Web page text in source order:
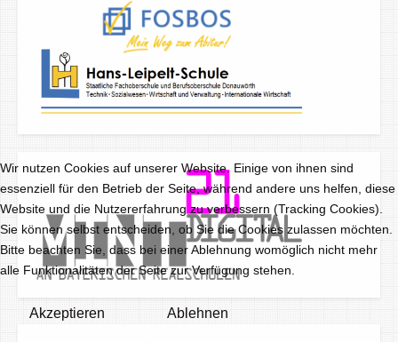
Wir nutzen Cookies auf unserer Website. Einige von ihnen sind
essenziell für den Betrieb der Seite, während andere uns helfen, diese
Website und die Nutzererfahrung zu verbessern (Tracking Cookies).
Sie können selbst entscheiden, ob Sie die Cookies zulassen möchten.
Bitte beachten Sie, dass bei einer Ablehnung womöglich nicht mehr
alle Funktionalitäten der Seite zur Verfügung stehen.
Akzeptieren Ablehnen